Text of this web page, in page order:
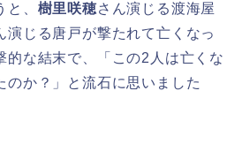
、 樹里咲穂さん演じる渡海屋
演じる唐戸が撃たれて亡くなっ
的な結末で、「この2人は亡くな
のか？」と流石に思いました